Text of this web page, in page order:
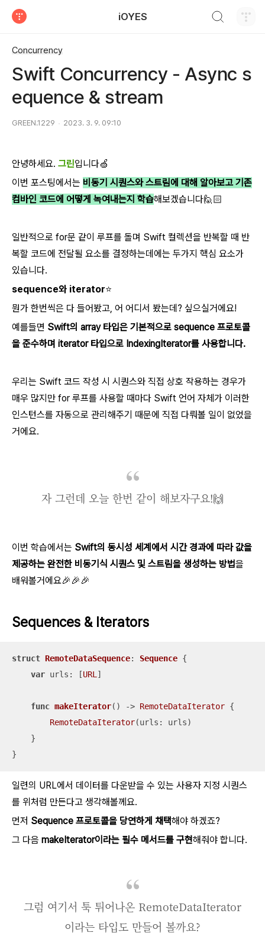
iOYES
Concurrency
Swift Concurrency - Async s
equence & stream
GREEN.1229 2023. 3. 9. 09:10
안녕하세요. 그린입니다🍏
이번 포스팅에서는 비동기 시퀀스와 스트림에 대해 알아보고 기존
컴바인 코드에 어떻게 녹여내는지 학습해보겠습니다🙋🏻
일반적으로 for문 같이 루프를 돌며 Swift 컬렉션을 반복할 때 반
복할 코드에 전달될 요소를 결정하는데에는 두가지 핵심 요소가
있습니다.
sequence와 iterator⭐️
뭔가 한번씩은 다 들어봤고, 어 어디서 봤는데? 싶으실거에요!
예를들면 Swift의 array 타입은 기본적으로 sequence 프로토콜
을 준수하며 iterator 타입으로 IndexingIterator를 사용합니다.
우리는 Swift 코드 작성 시 시퀀스와 직접 상호 작용하는 경우가
매우 많지만 for 루프를 사용할 때마다 Swift 언어 자체가 이러한
인스턴스를 자동으로 관리해주기 때문에 직접 다뤄볼 일이 없었을
거에요.
자 그런데 오늘 한번 같이 해보자구요!🙌
이번 학습에서는 Swift의 동시성 세계에서 시간 경과에 따라 값을
제공하는 완전한 비동기식 시퀀스 및 스트림을 생성하는 방법을
배워볼거에요🎉🎉🎉
Sequences & Iterators
struct RemoteDataSequence: Sequence {
var urls: [URL ]
func makeIterator() -> RemoteDataIterator {
RemoteDataIterator(urls: urls)
    }
}
일련의 URL에서 데이터를 다운받을 수 있는 사용자 지정 시퀀스
를 위처럼 만든다고 생각해볼께요.
먼저 Sequence 프로토콜을 당연하게 채택해야 하겠죠?
그 다음 makeIterator이라는 필수 메서드를 구현해줘야 합니다.
그럼 여기서 툭 튀어나온 RemoteDataIterator
이라는 타입도 만들어 볼까요?